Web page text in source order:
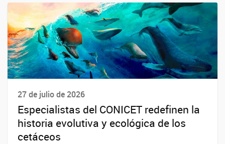
27 de julio de 2026
Especialistas del CONICET redefinen la
historia evolutiva y ecológica de los
cetáceos